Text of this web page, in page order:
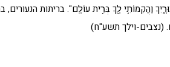
וַהֲקִמוֹתִ֥י לָ֖ךְ בְּרִ֥ית עוֹלָֽם". בריתות
(נצבים-וילך תשע"ח)